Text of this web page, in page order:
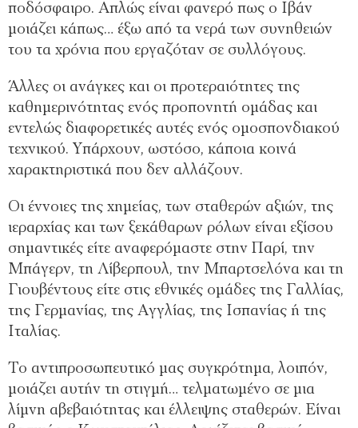
ποδόσφαιρο. Απλώς είναι φανερό πως ο Ιβάν
μοιάζει κάπως… έξω από τα νερά των συνηθειών
του τα χρόνια που εργαζόταν σε συλλόγους.
Άλλες οι ανάγκες και οι προτεραιότητες της
καθημερινότητας ενός προπονητή ομάδας και
εντελώς διαφορετικές αυτές ενός ομοσπονδιακού
τεχνικού. Υπάρχουν, ωστόσο, κάποια κοινά
χαρακτηριστικά που δεν αλλάζουν.
Οι έννοιες της χημείας, των σταθερών αξιών, της
ιεραρχίας και των ξεκάθαρων ρόλων είναι εξίσου
σημαντικές είτε αναφερόμαστε στην Παρί, την
Μπάγερν, τη Λίβερπουλ, την Μπαρτσελόνα και τη
Γιουβέντους είτε στις εθνικές ομάδες της Γαλλίας,
της Γερμανίας, της Αγγλίας, της Ισπανίας ή της
Ιταλίας.
Το αντιπροσωπευτικό μας συγκρότημα, λοιπόν,
μοιάζει αυτήν τη στιγμή… τελματωμένο σε μια
λίμνη αβεβαιότητας και έλλειψης σταθερών. Είναι